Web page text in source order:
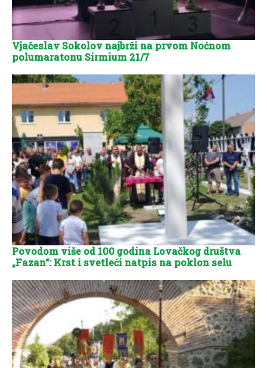
Vjačeslav Sokolov najbrži na prvom Noćnom
polumaratonu Sirmium 21/7
Povodom više od 100 godina Lovačkog društva
„Fazan“: Krst i svetleći natpis na poklon selu